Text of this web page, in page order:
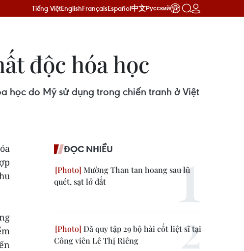
Tiếng ViệtEnglishFrançaisEspañol中文Русский
độc hóa học
học do Mỹ sử dụng trong chiến tranh ở Việt
ĐỌC NHIỀU
Mường Than tan hoang sau lũ
quét, sạt lở đất
Đã quy tập 29 bộ hài cốt liệt sĩ tại
Công viên Lê Thị Riêng